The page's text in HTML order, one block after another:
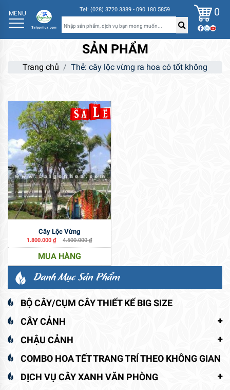
MENU Tel: (028) 3720 3389 - 090 180 5859 0
SẢN PHẨM
Trang chủ Thẻ: cây lộc vừng ra hoa có tốt không
Cây Lộc Vừng
1.800.000₫ 4.500.000₫
MUA HÀNG
Danh Mục Sản Phẩm
BỘ CÂY/CỤM CÂY THIẾT KẾ BIG SIZE
CÂY CẢNH
CHẬU CẢNH
COMBO HOA TẾT TRANG TRÍ THEO KHÔNG GIAN
DỊCH VỤ CÂY XANH VĂN PHÒNG